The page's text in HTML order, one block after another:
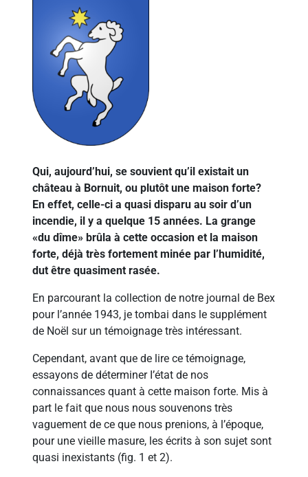
Qui, aujourd’hui, se souvient qu’il existait un
château à Bornuit, ou plutôt une maison forte?
En effet, celle-ci a quasi disparu au soir d’un
incendie, il y a quelque 15 années. La grange
«du dîme» brûla à cette occasion et la maison
forte, déjà très fortement minée par l’humidité,
dut être quasiment rasée.
En parcourant la collection de notre journal de Bex
pour l’année 1943, je tombai dans le supplément
de Noël sur un témoignage très intéressant.
Cependant, avant que de lire ce témoignage,
essayons de déterminer I’état de nos
connaissances quant à cette maison forte. Mis à
part le fait que nous nous souvenons très
vaguement de ce que nous prenions, à l’époque,
pour une vieille masure, les écrits à son sujet sont
quasi inexistants (fig. 1 et 2).